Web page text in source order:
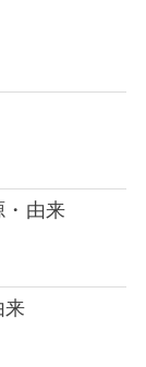
由来
来